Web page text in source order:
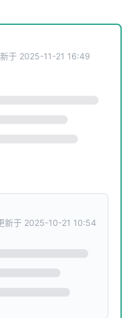
于 2025-11-21 16:49
新于 2025-10-21 10:54